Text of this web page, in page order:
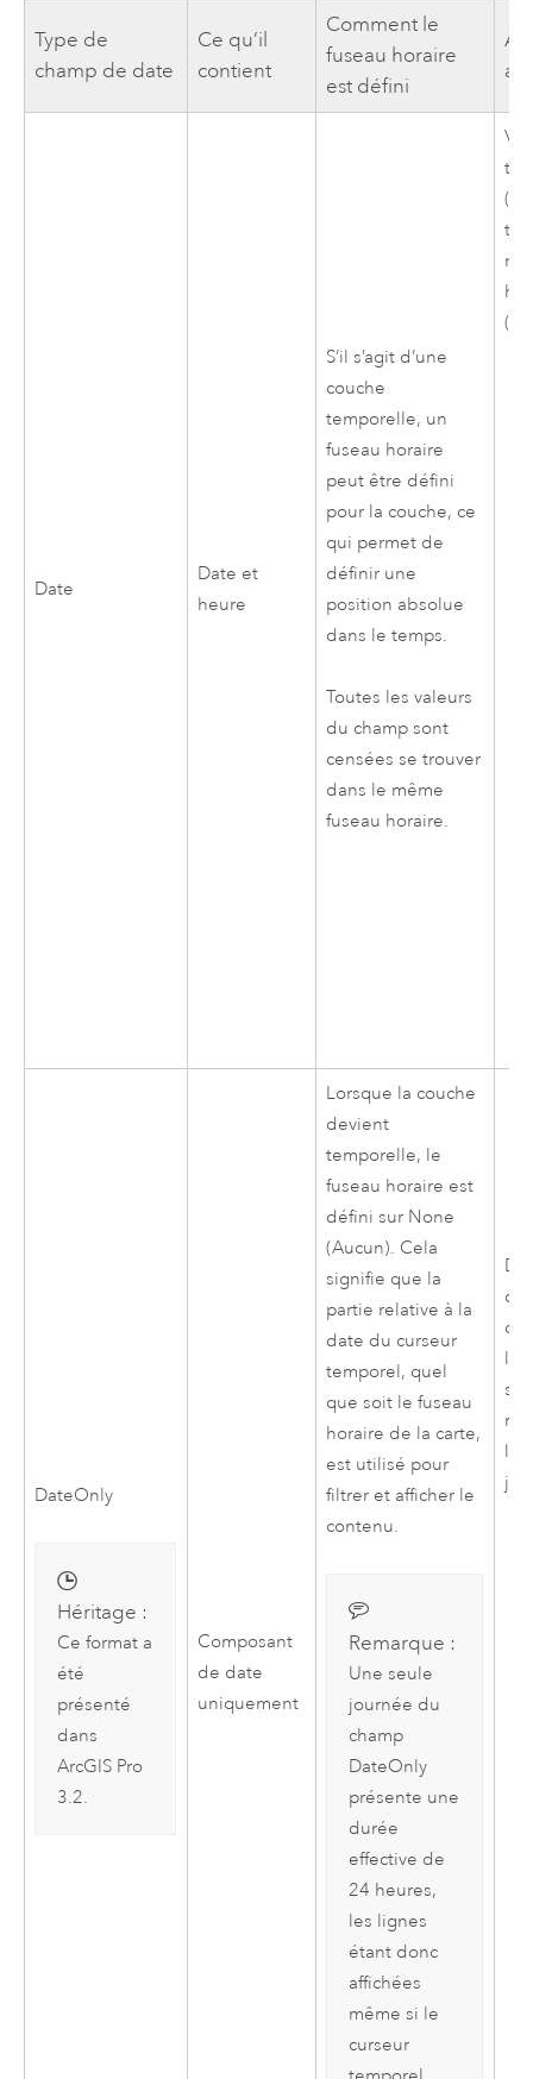
Type de
champ de date
Ce qu’il
contient
Comment le
fuseau horaire
est défini
À
Date
Date et
heure
S’il s’agit d’une
couche
temporelle, un
fuseau horaire
peut être défini
pour la couche, ce
qui permet de
définir une
position absolue
dans le temps.
Toutes les valeurs
du champ sont
censées se trouver
dans le même
fuseau horaire.
DateOnly
Héritage :
Ce format a
été
présenté
dans
ArcGIS Pro
3.2.
Composant
de date
uniquement
Lorsque la couche
devient
temporelle, le
fuseau horaire est
défini sur None
(Aucun). Cela
signifie que la
partie relative à la
date du curseur
temporel, quel
que soit le fuseau
horaire de la carte,
est utilisé pour
filtrer et afficher le
contenu.
Remarque :
Une seule
journée du
champ
DateOnly
présente une
durée
effective de
24 heures,
les lignes
étant donc
affichées
même si le
curseur